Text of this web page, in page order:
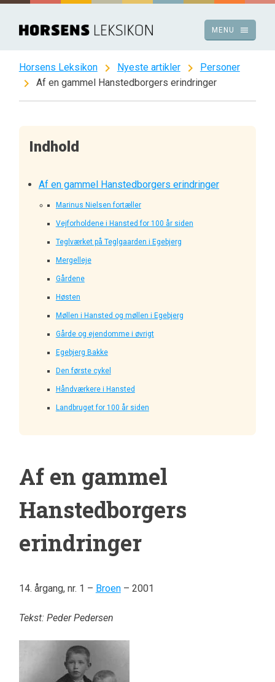
Spring
indhold
menu
MENU
Horsens Leksikon chevron_right Nyeste artikler chevron_right Personer
chevron_right Af en gammel Hanstedborgers erindringer
Indhold
Af en gammel Hanstedborgers erindringer
Marinus Nielsen fortæller
Vejforholdene i Hansted for 100 år siden
Teglværket på Teglgaarden i Egebjerg
Mergelleje
Gårdene
Høsten
Møllen i Hansted og møllen i Egebjerg
Gårde og ejendomme i øvrigt
Egebjerg Bakke
Den første cykel
Håndværkere i Hansted
Landbruget for 100 år siden
Af en gammel
Hanstedborgers
erindringer
14. årgang, nr. 1 – Broen– 2001
Tekst: Peder Pedersen